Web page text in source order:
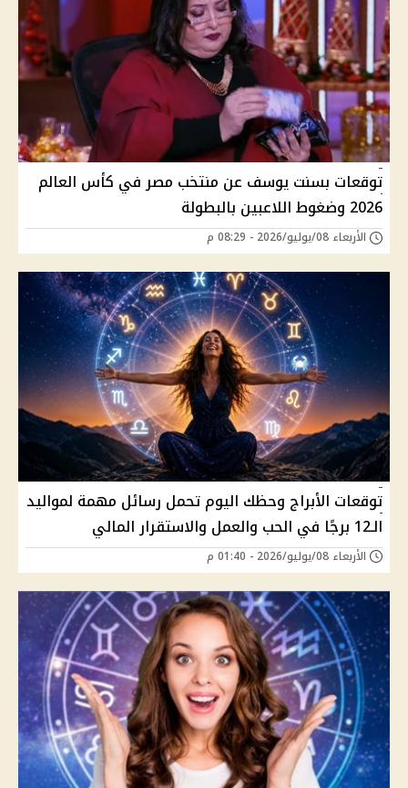
توقعات بسنت يوسف عن منتخب مصر في كأس العالم
2026 وضغوط اللاعبين بالبطولة
الأربعاء 08/يوليو/2026 - 08:29 م
توقعات الأبراج وحظك اليوم تحمل رسائل مهمة لمواليد
الـ12 برجًا في الحب والعمل والاستقرار المالي
الأربعاء 08/يوليو/2026 - 01:40 م